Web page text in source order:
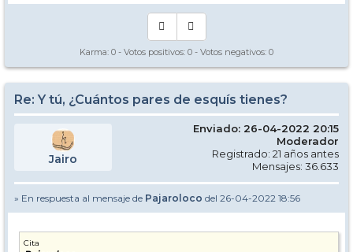
Karma: 0 - Votos positivos: 0 - Votos negativos: 0
Re: Y tú, ¿Cuántos pares de esquís tienes?
Jairo
Enviado: 26-04-2022 20:15
Moderador
Registrado: 21 años antes
Mensajes: 36.633
» En respuesta al mensaje de Pajaroloco del 26-04-2022 18:56
Cita